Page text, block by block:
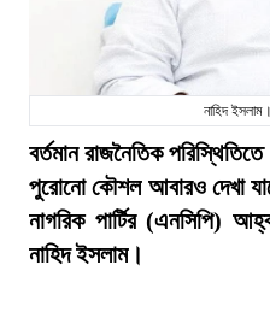
নাহিদ
বর্তমান রাজনৈতিক
পুরোনো কৌশল আবারও দেখা
নাগরিক পার্টির (এনসিপি)
নাহিদ ইসলাম।